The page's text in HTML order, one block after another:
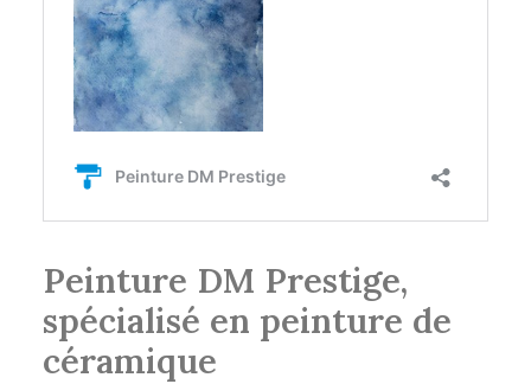
Peinture DM Prestige,
spécialisé en peinture de
céramique